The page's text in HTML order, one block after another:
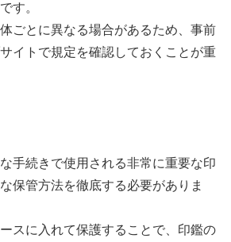
す。
ごとに異なる場合があるため、事前
イトで規定を確認しておくことが重
手続きで使用される非常に重要な印
保管方法を徹底する必要がありま
スに入れて保護することで、印鑑の